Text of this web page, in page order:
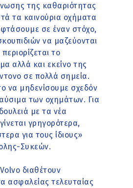
της καθαριότητας
τα καινούρια οχήματα
σε έναν στόχο,
να μαζεύονται
το
αλλά και εκείνο της
σε πολλά σημεία.
να μηδενίσουμε σχεδόν
των οχημάτων. Για
με τα νέα
γρηγορότερα,
για τους ίδιους»
Συκεών.
διαθέτουν
ασφαλείας τελευταίας